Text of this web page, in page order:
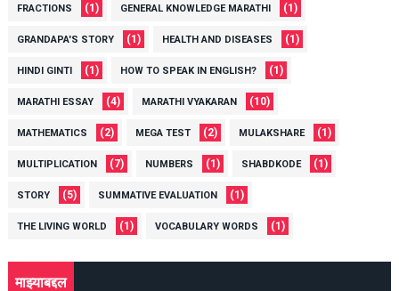
FRACTIONS (1) GENERAL KNOWLEDGE MARATHI (1)
GRANDAPA'S STORY (1) HEALTH AND DISEASES (1)
HINDI GINTI (1) HOW TO SPEAK IN ENGLISH? (1)
MARATHI ESSAY (4) MARATHI VYAKARAN (10)
MATHEMATICS (2) MEGA TEST (2) MULAKSHARE (1)
MULTIPLICATION (7) NUMBERS (1) SHABDKODE (1)
STORY (5) SUMMATIVE EVALUATION (1)
THE LIVING WORLD (1) VOCABULARY WORDS (1)
माझ्याबद्दल